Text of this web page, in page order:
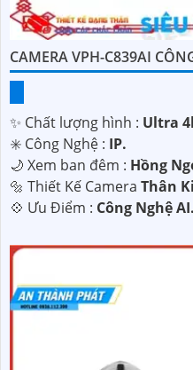
CAMERA VPH-C839AI
✨ Chất lượng hình : Ultra
✳️ Công Nghệ : IP.
🌙 Xem ban đêm : Hồng
🔩 Thiết Kế Camera Thân
️💠 Ưu Điểm : Công Nghệ AI.